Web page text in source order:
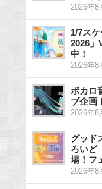
2026年8
1/7ス
2026」
中！
2026年8
ボカロ
ブ企画！
2026年8
グッド
ろいど
場！フ
2026年8